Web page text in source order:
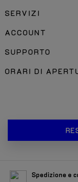
SERVIZI
ACCOUNT
SUPPORTO
ORARI DI
Spedizione e